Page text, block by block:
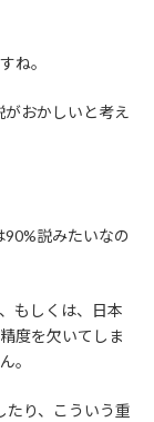
ね。
おかしいと考え
説みたいなの
もしくは、日本
度を欠いてしま
。
たり、こういう重